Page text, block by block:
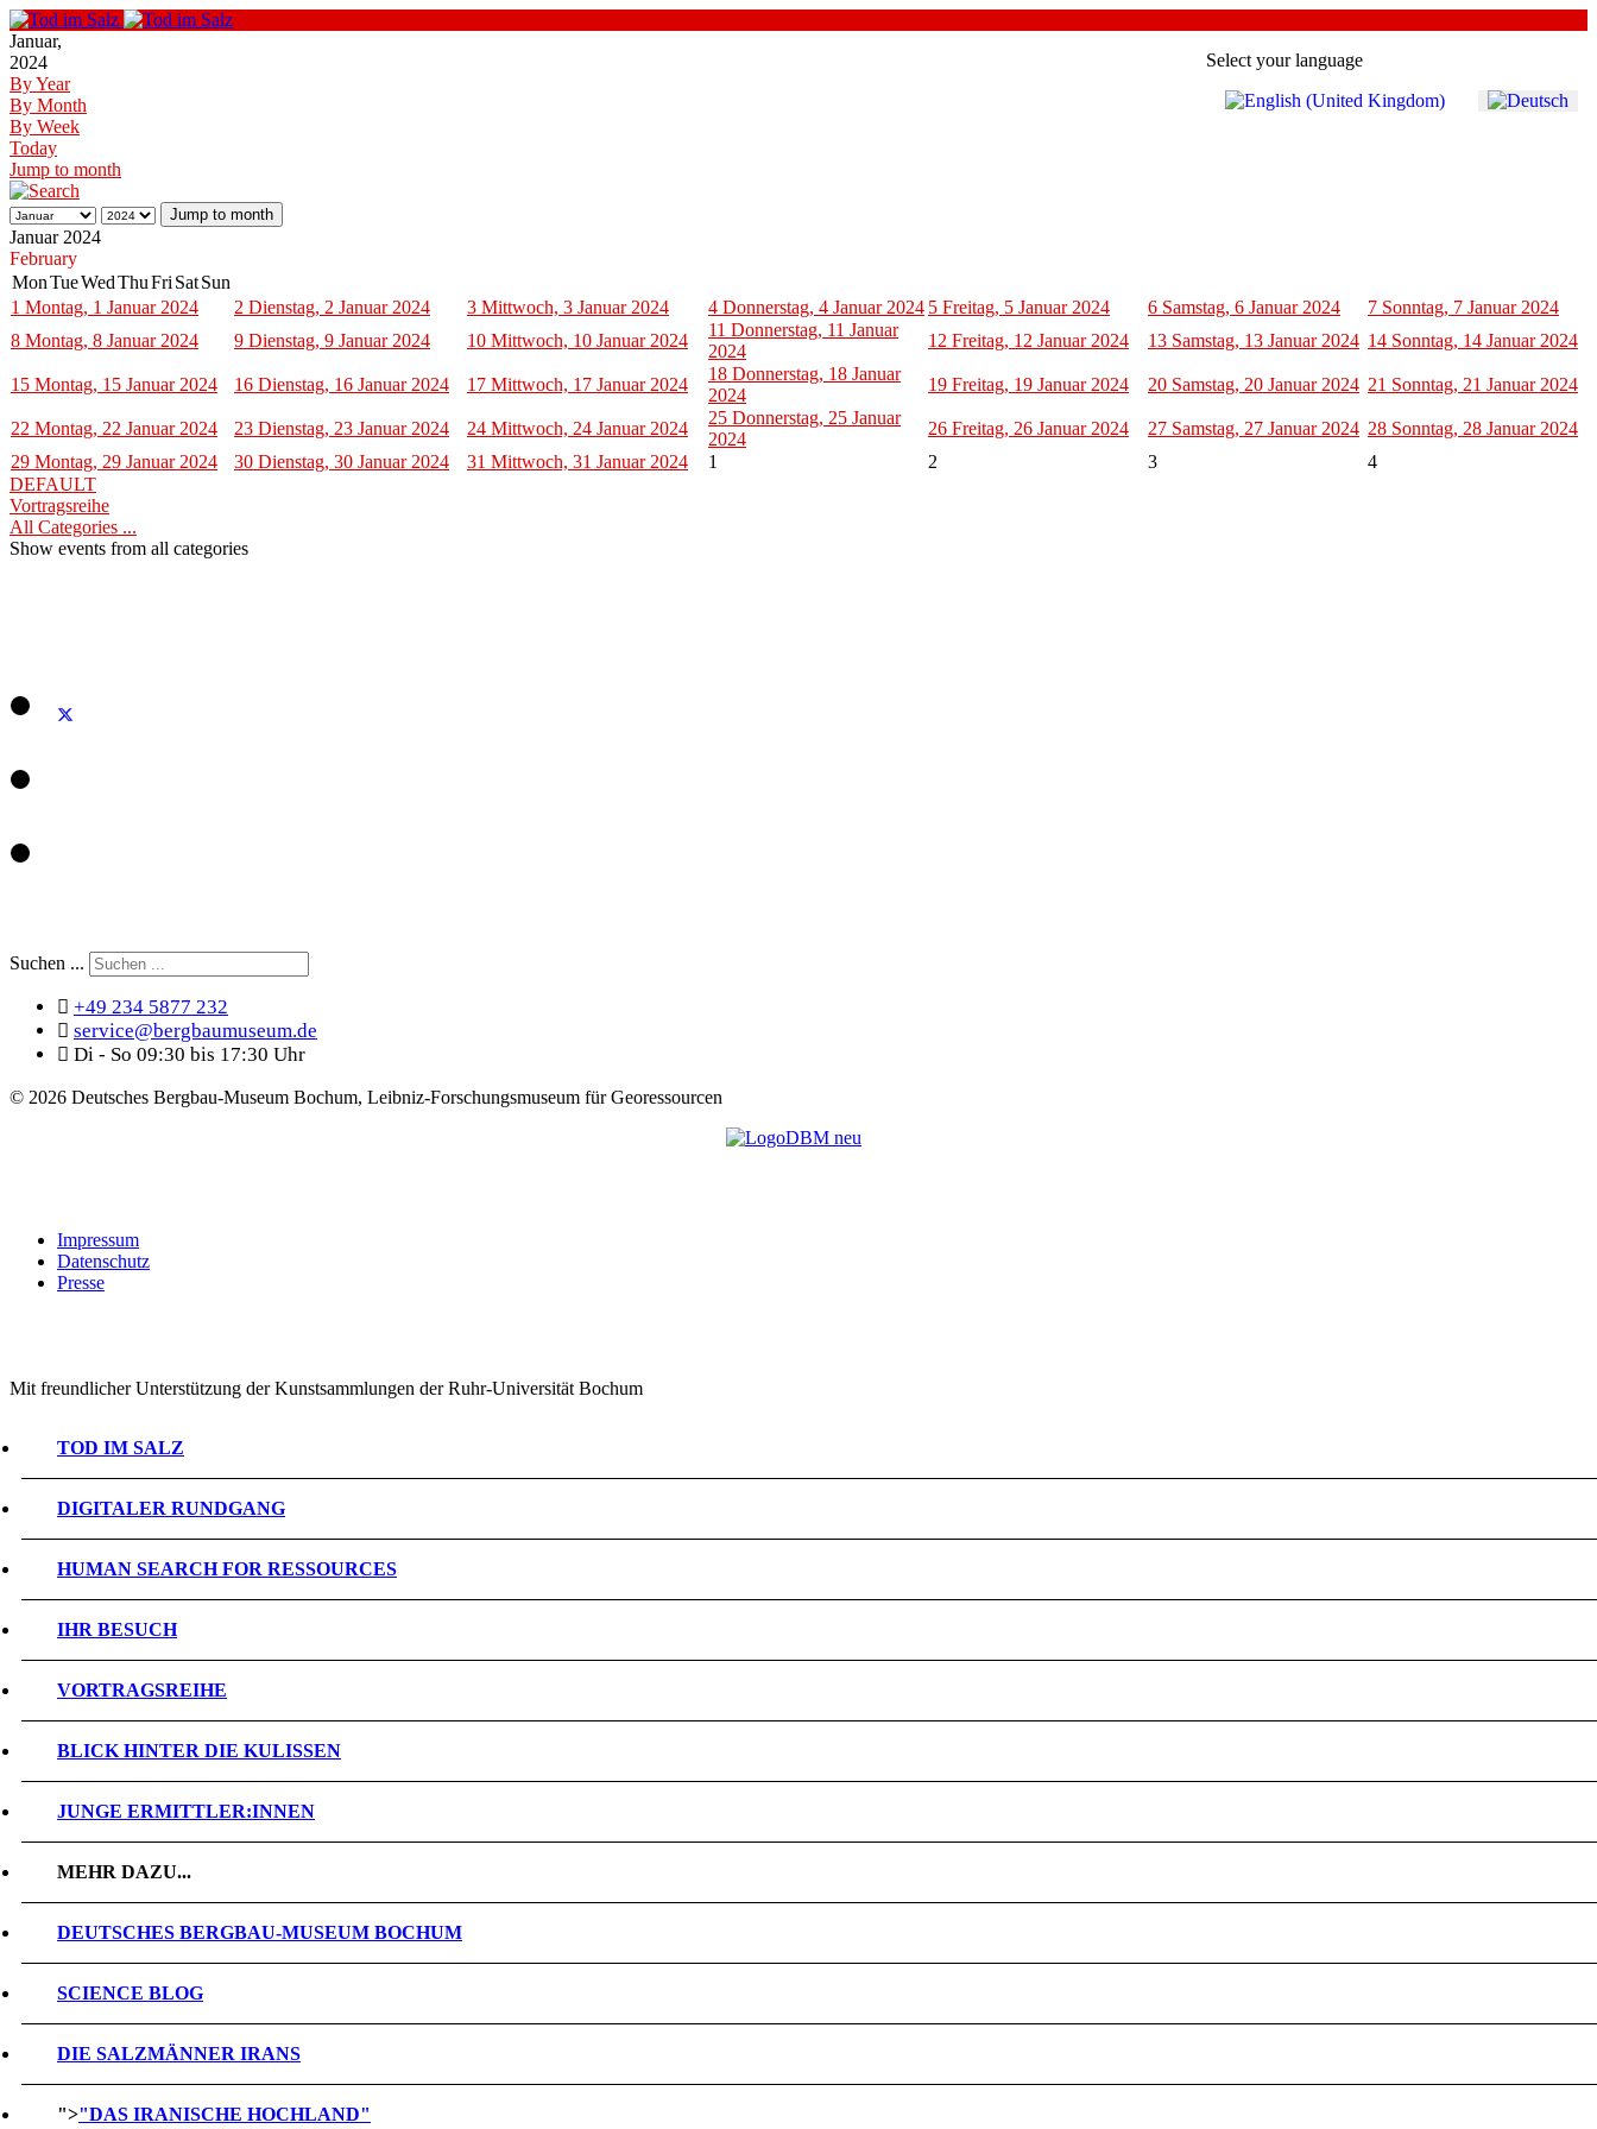
Select your language
Januar,
2024
By Year
By Month
By Week
Today
Jump to month
Jump to month
Januar 2024
February
MonTueWedThuFri SatSun
1 Montag, 1 Januar 2024 2 Dienstag, 2 Januar 2024 3 Mittwoch, 3 Januar 2024 4 Donnerstag, 4 Januar 2024 5 Freitag, 5 Januar 2024 6 Samstag, 6 Januar 2024 7 Sonntag, 7 Januar 2024
8 Montag, 8 Januar 2024 9 Dienstag, 9 Januar 2024 10 Mittwoch, 10 Januar 2024
11 Donnerstag, 11 Januar
2024
12 Freitag, 12 Januar 2024 13 Samstag, 13 Januar 2024 14 Sonntag, 14 Januar 2024
15 Montag, 15 Januar 2024 16 Dienstag, 16 Januar 2024 17 Mittwoch, 17 Januar 2024
18 Donnerstag, 18 Januar
2024
19 Freitag, 19 Januar 2024 20 Samstag, 20 Januar 2024 21 Sonntag, 21 Januar 2024
22 Montag, 22 Januar 2024 23 Dienstag, 23 Januar 2024 24 Mittwoch, 24 Januar 2024
25 Donnerstag, 25 Januar
2024
26 Freitag, 26 Januar 2024 27 Samstag, 27 Januar 2024 28 Sonntag, 28 Januar 2024
29 Montag, 29 Januar 2024 30 Dienstag, 30 Januar 2024 31 Mittwoch, 31 Januar 2024 1 2 3
4
DEFAULT
Vortragsreihe
All Categories ...
Show events from all categories
Suchen ...
+49 234 5877 232
service@bergbaumuseum.de
Di - So 09:30 bis 17:30 Uhr
© 2026 Deutsches Bergbau-Museum Bochum, Leibniz-Forschungsmuseum für Georessourcen
Impressum
Datenschutz
Presse
Mit freundlicher Unterstützung der Kunstsammlungen der Ruhr-Universität Bochum
TOD IM SALZ
DIGITALER RUNDGANG
HUMAN SEARCH FOR RESSOURCES
IHR BESUCH
VORTRAGSREIHE
BLICK HINTER DIE KULISSEN
JUNGE ERMITTLER:INNEN
MEHR DAZU...
DEUTSCHES BERGBAU-MUSEUM BOCHUM
SCIENCE BLOG
DIE SALZMÄNNER IRANS
">"DAS IRANISCHE HOCHLAND"